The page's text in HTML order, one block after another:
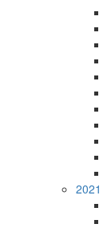
2021